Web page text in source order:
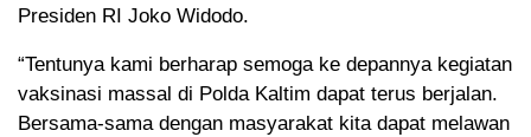
Presiden RI Joko Widodo.
“Tentunya kami berharap semoga ke depannya kegiatan
vaksinasi massal di Polda Kaltim dapat terus berjalan.
Bersama-sama dengan masyarakat kita dapat melawan